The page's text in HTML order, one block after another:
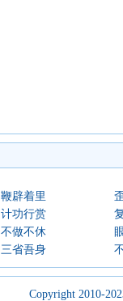
鞭辟着里
计功行赏
不做不休
三省吾身
Copyright 2010-